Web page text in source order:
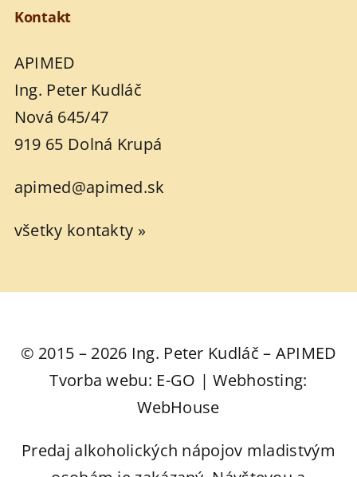
Kontakt
APIMED
Ing. Peter Kudláč
Nová 645/47
919 65 Dolná Krupá
apimed@apimed.sk
všetky kontakty »
© 2015 – 2026 Ing. Peter Kudláč – APIMED
Tvorba webu: E-GO | Webhosting:
WebHouse
Predaj alkoholických nápojov mladistvým